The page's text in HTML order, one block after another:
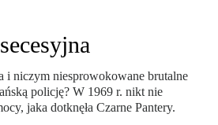
i niczym niesprowokowane brutalne
policję? W 1969 r. nikt nie
jaka dotknęła Czarne Pantery.